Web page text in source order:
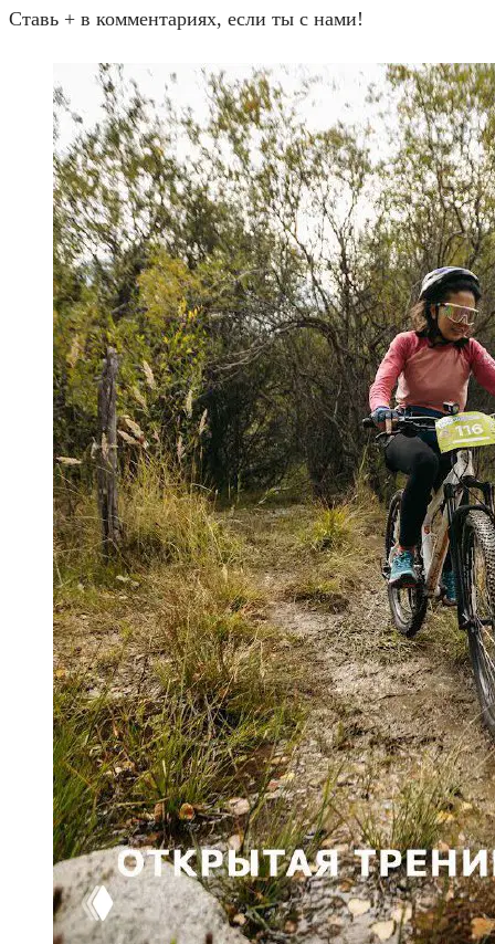
Ставь + в комментариях, если ты с нами!